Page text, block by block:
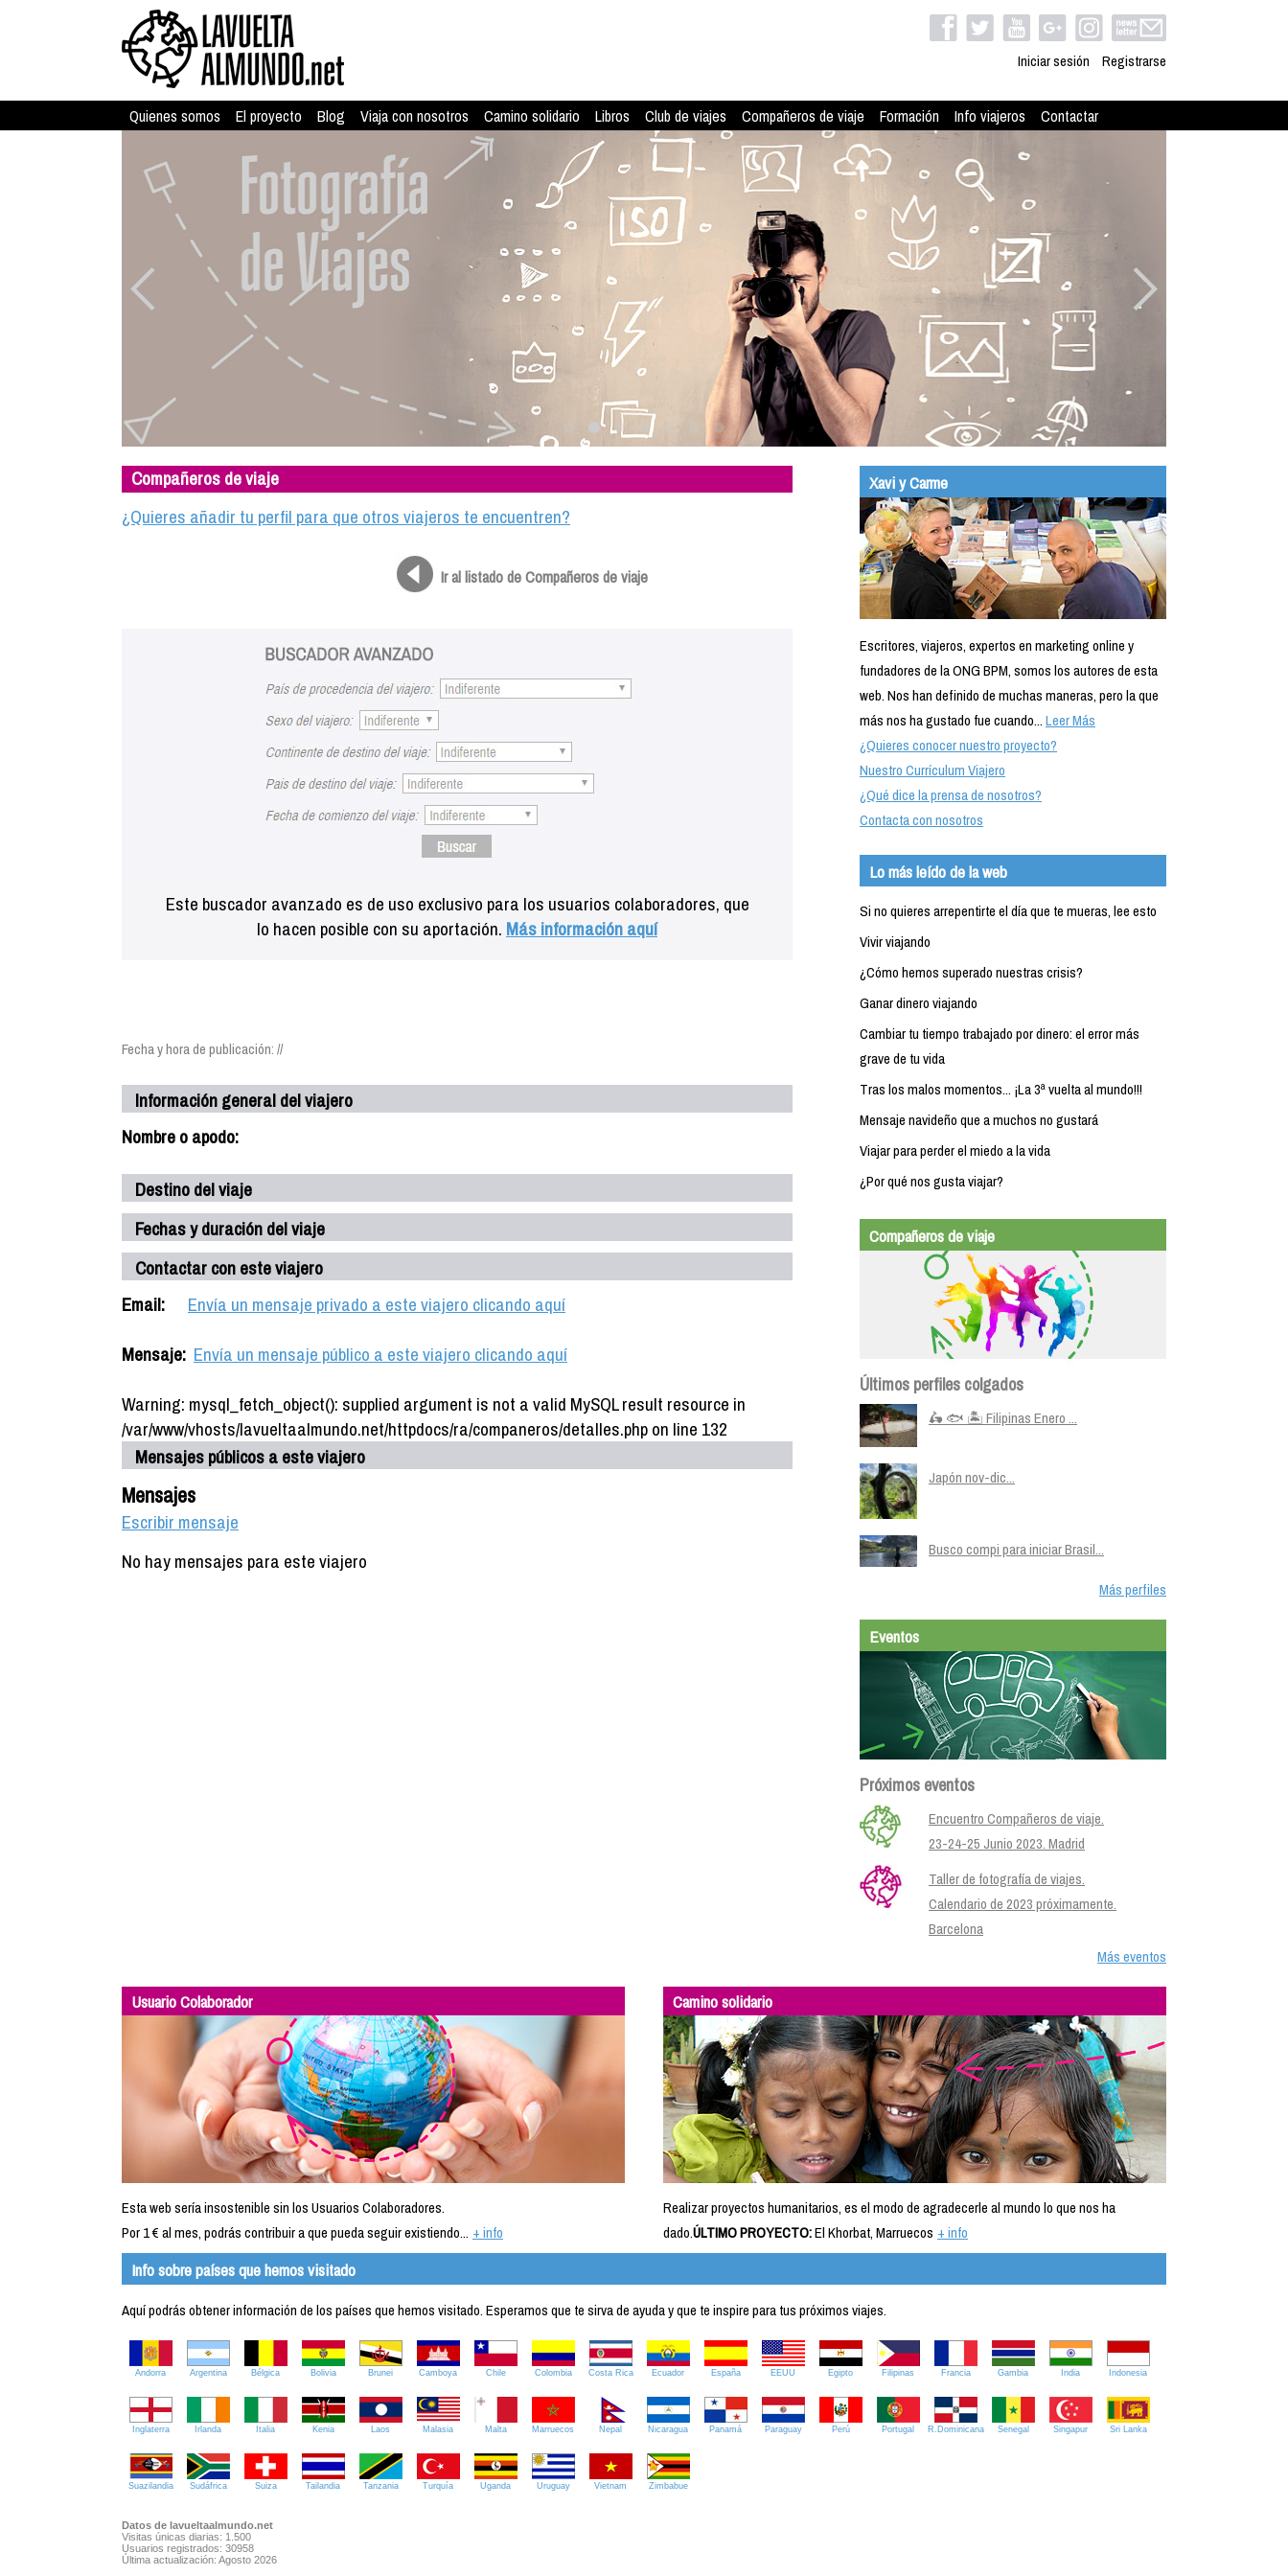
Iniciar sesión Registrarse
Quienes somos El proyecto Blog Viaja con nosotros Camino solidario Libros Club de viajes Compañeros de viaje Formación Info viajeros Contactar
Compañeros de viaje
¿Quieres añadir tu perfil para que otros viajeros te encuentren?
Ir al listado de Compañeros de viaje
Este buscador avanzado es de uso exclusivo para los usuarios colaboradores, que
lo hacen posible con su aportación. Más información aquí
Fecha y hora de publicación: //
Información general del viajero
Nombre o apodo:
Destino del viaje
Fechas y duración del viaje
Contactar con este viajero
Email:
Envía un mensaje privado a este viajero clicando aquí
Mensaje: Envía un mensaje público a este viajero clicando aquí
Warning: mysql_fetch_object(): supplied argument is not a valid MySQL result resource in
/var/www/vhosts/lavueltaalmundo.net/httpdocs/ra/companeros/detalles.php on line 132
Mensajes públicos a este viajero
Mensajes
Escribir mensaje
No hay mensajes para este viajero
Xavi y Carme
Escritores, viajeros, expertos en marketing online y
fundadores de la ONG BPM, somos los autores de esta
web. Nos han definido de muchas maneras, pero la que
más nos ha gustado fue cuando...Leer Más
¿Quieres conocer nuestro proyecto?
Nuestro Currículum Viajero
¿Qué dice la prensa de nosotros?
Contacta con nosotros
Lo más leído de la web
Si no quieres arrepentirte el día que te mueras, lee esto
Vivir viajando
¿Cómo hemos superado nuestras crisis?
Ganar dinero viajando
Cambiar tu tiempo trabajado por dinero: el error más
grave de tu vida
Tras los malos momentos... ¡La 3ª vuelta al mundo!!!
Mensaje navideño que a muchos no gustará
Viajar para perder el miedo a la vida
¿Por qué nos gusta viajar?
Compañeros de viaje
Últimos perfiles colgados
🛵 🐟 🏝️ Filipinas Enero ...
Japón nov-dic...
Busco compi para iniciar Brasil...
Más perfiles
Eventos
Próximos eventos
Encuentro Compañeros de viaje.
23-24-25 Junio 2023. Madrid
Taller de fotografía de viajes.
Calendario de 2023 próximamente.
Barcelona
Más eventos
Usuario Colaborador
Esta web sería insostenible sin los Usuarios Colaboradores.
Por 1 € al mes, podrás contribuir a que pueda seguir existiendo... + info
Camino solidario
Realizar proyectos humanitarios, es el modo de agradecerle al mundo lo que nos ha
dado.ÚLTIMO PROYECTO:El Khorbat, Marruecos + info
Info sobre países que hemos visitado
Aquí podrás obtener información de los países que hemos visitado. Esperamos que te sirva de ayuda y que te inspire para tus próximos viajes.
Andorra Argentina Bélgica Bolivia Brunei Camboya Chile Colombia Costa Rica Ecuador España EEUU Egipto Filipinas Francia Gambia India Indonesia
Inglaterra Irlanda Italia Kenia Laos Malasia Malta Marruecos Nepal Nicaragua Panamá Paraguay Perú Portugal R.Dominicana Senegal Singapur Sri Lanka
Suazilandia Sudáfrica Suiza Tailandia Tanzania Turquía Uganda Uruguay Vietnam Zimbabue
Datos de lavueltaalmundo.net
Visitas únicas diarias: 1.500
Usuarios registrados: 30958
Última actualización: Agosto 2026